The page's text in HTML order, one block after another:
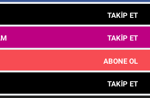
TAKIP ET
TAKIP ET
ABONE OL
TAKIP ET